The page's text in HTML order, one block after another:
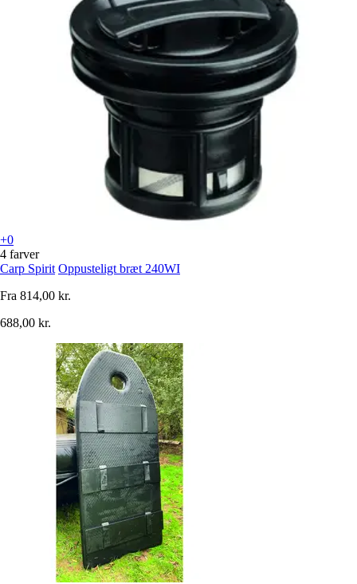
+0
4 farver
Carp Spirit Oppusteligt bræt 240WI
Fra 814,00 kr.
688,00 kr.